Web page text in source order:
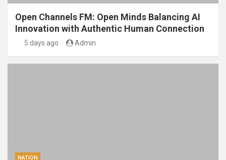
Open Channels FM: Open Minds Balancing AI
Innovation with Authentic Human Connection
5 days ago Admin
NATION